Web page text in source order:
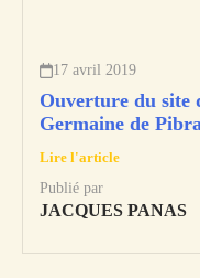
17 avril 2019
Ouverture du site
Germaine de
Lire l'article
Publié par
JACQUES PANAS